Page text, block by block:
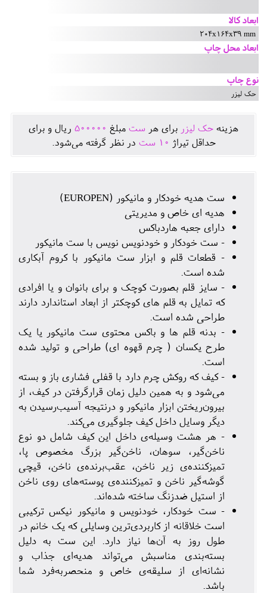
ابعاد کالا
204x164x39 mm
ابعاد محل چاپ
نوع چاپ
حک لیزر
هزينه حک لیزر برای هر ست مبلغ 500000 ريال و برای
حداقل تيراژ 10 ست در نظر گرفته می‌شود.
ست هدیه خودکار و مانیکور (EUROPEN)
هدیه ای خاص و مدیریتی
دارای جعبه هاردباکس
- ست خودکار و خودنویس نویس با ست مانیکور
- قطعات قلم و ابزار ست مانیکور با کروم آبکاری
شده است.
- سایز قلم بصورت کوچک و برای بانوان و یا افرادی
که تمایل به قلم های کوچکتر از ابعاد استاندارد دارند
طراحی شده است.
- بدنه قلم ها و باکس محتوی ست مانیکور یا یک
طرح یکسان ( چرم قهوه ای) طراحی و تولید شده
است.
- کیف که روکش چرم دارد با قفلی فشاری باز و بسته
می‌شود و به همین دلیل زمان قرارگرفتن در کیف، از
بیرون‌ریختن ابزار مانیکور و درنتیجه آسیب‌رسیدن به
دیگر وسایل داخل کیف جلوگیری می‌کند.
- هر هشت وسیله‌ی داخل این کیف شامل دو نوع
ناخن‌گیر، سوهان، ناخن‌گیر بزرگ مخصوص پا،
تمیزکننده‌ی زیر ناخن، عقب‌برنده‌ی ناخن، قیچی
گوشه‌گیر ناخن و تمیزکننده‌ی پوسته‌های روی ناخن
از استیل ضدزنگ ساخته شده‌اند.
- ست خودکار، خودنویس و مانیکور نیکس ترکیبی
است خلاقانه از کاربردی‌ترین وسایلی که یک خانم در
طول روز به آن‌ها نیاز دارد. این ست به دلیل
بسته‌بندی مناسبش می‌تواند هدیه‌ای جذاب و
نشانه‌ای از سلیقه‌ی خاص و منحصربه‌فرد شما
باشد.